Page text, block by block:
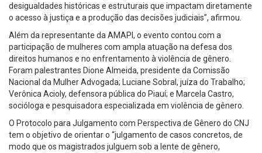
desigualdades históricas e estruturais que impactam diretamente
o acesso à justiça e a produção das decisões judiciais”, afirmou.
Além da representante da AMAPI, o evento contou com a
participação de mulheres com ampla atuação na defesa dos
direitos humanos e no enfrentamento à violência de gênero.
Foram palestrantes Dione Almeida, presidente da Comissão
Nacional da Mulher Advogada; Luciane Sobral, juíza do Trabalho;
Verônica Acioly, defensora pública do Piauí; e Marcela Castro,
socióloga e pesquisadora especializada em violência de gênero.
O Protocolo para Julgamento com Perspectiva de Gênero do CNJ
tem o objetivo de orientar o “julgamento de casos concretos, de
modo que os magistrados julguem sob a lente de gênero,